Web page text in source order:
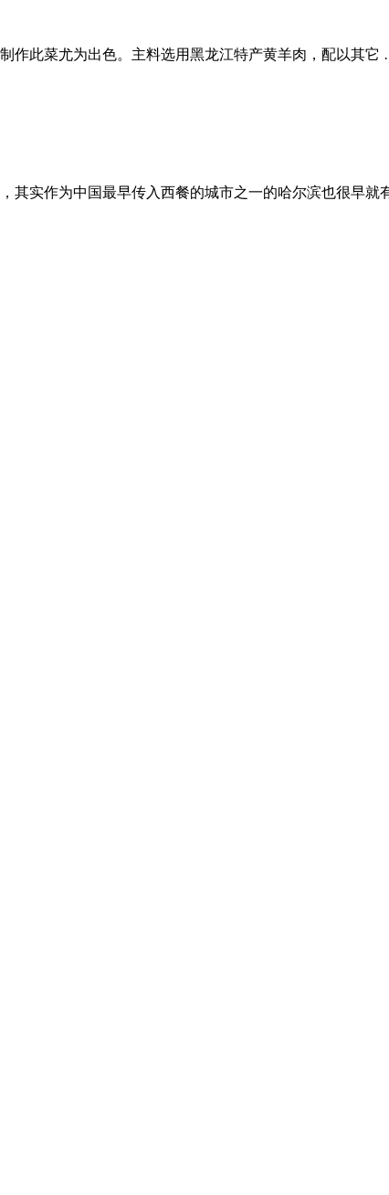
作此菜尤为出色。主料选用黑龙江特产黄羊肉，配以其它
其实作为中国最早传入西餐的城市之一的哈尔滨也很早就